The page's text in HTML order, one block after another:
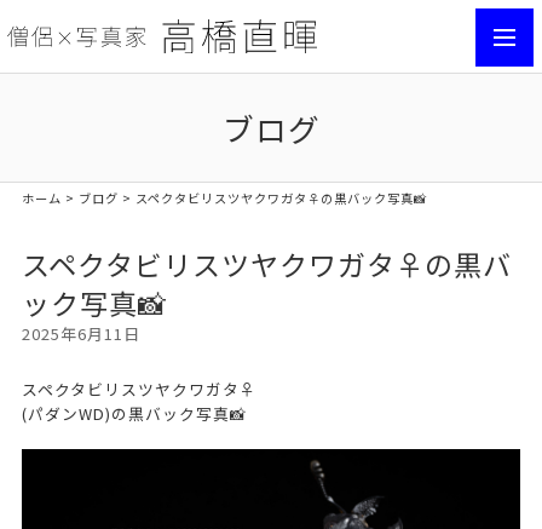
ブログ
ホーム > ブログ > スペクタビリスツヤクワガタ♀の黒バック写真📸
スペクタビリスツヤクワガタ♀の黒バ
ック写真📸
2025年6月11日
スペクタビリスツヤクワガタ♀
(パダンWD)の黒バック写真📸